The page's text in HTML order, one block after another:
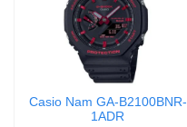
Casio Nam GA-B2100BNR-
1ADR